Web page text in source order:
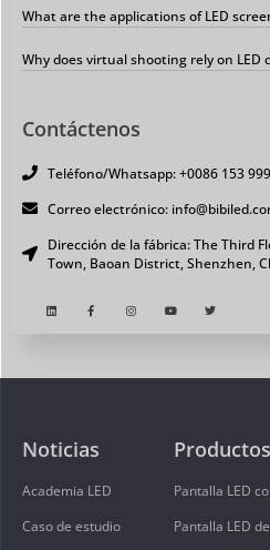
What are the applications of LED
Why does virtual shooting rely on LED
Contáctenos
Teléfono/Whatsapp: +0086 153
Correo electrónico:
Dirección de la fábrica: The Third
Town, Baoan District, Shenzhen,
Productos
Pantalla LED
Pantalla LED
Noticias
Academia LED
Caso de estudio